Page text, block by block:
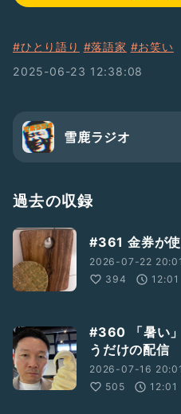
#ひとり語り #落語家 #お笑い
2025-06-23 12:38:08
雪鹿ラジオ
過去の収録
#361 金券が
2026-07-22
394
12:01
#360 「暑い
うだけの配信
2026-07-16
505
12:01